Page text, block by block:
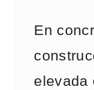
En
elevada